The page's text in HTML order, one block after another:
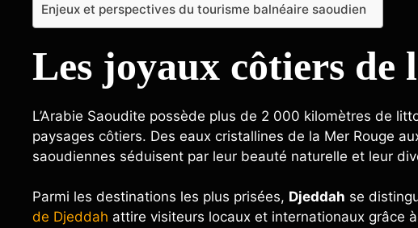
Enjeux et perspectives du tourisme balnéaire saoudien
Les joyaux côtiers de
L’Arabie Saoudite possède plus de 2 000 kilomètres de
paysages côtiers. Des eaux cristallines de la Mer Rouge
saoudiennes séduisent par leur beauté naturelle et leur
Parmi les destinations les plus prisées, Djeddah se
de Djeddah attire visiteurs locaux et internationaux grâce